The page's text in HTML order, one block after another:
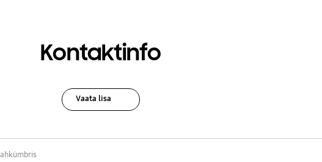
Kontaktinfo
Vaata lisa